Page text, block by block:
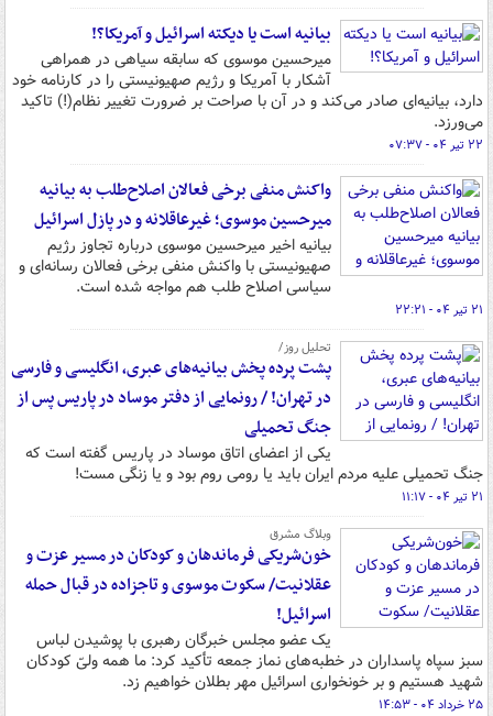
بیانیه است یا دیکته اسرائیل و آمریکا؟!
میرحسین موسوی که سابقه سیاهی در همراهی
آشکار با آمریکا و رژیم صهیونیستی را در کارنامه خود
دارد، بیانیه‌ای صادر می‌کند و در آن با صراحت بر ضرورت تغییر نظام‌(!) تاکید
می‌ورزد.
۲۲ تیر ۰۴ - ۰۷:۳۷
واکنش منفی‌ برخی فعالان اصلاح‌طلب به بیانیه
میرحسین موسوی؛ غیرعاقلانه و در پازل اسرائیل
بیانیه اخیر میرحسین موسوی درباره تجاوز رژیم
صهیونیستی با واکنش منفی برخی فعالان رسانه‌ای و
سیاسی اصلاح طلب هم مواجه شده است.
۲۱ تیر ۰۴ - ۲۲:۲۱
تحلیل روز/
پشت پرده پخش بیانیه‌های عبری، انگلیسی و فارسی
در تهران! / رونمایی از دفتر موساد در پاریس پس از
جنگ تحمیلی
یکی از اعضای اتاق موساد در پاریس گفته‌ است که
جنگ تحمیلی علیه مردم ایران باید یا رومی روم بود و یا زنگی مست!
۲۱ تیر ۰۴ - ۱۱:۱۷
وبلاگ مشرق
خون‌شریکی فرماندهان و کودکان در مسیر عزت و
عقلانیت/ سکوت موسوی و تاجزاده در قبال حمله
اسرائیل!
یک عضو مجلس خبرگان رهبری با پوشیدن لباس
سبز سپاه پاسداران در خطبه‌های نماز جمعه تأکید کرد: ما همه ولیّ کودکان
شهید هستیم و بر خونخواری اسرائیل مهر بطلان خواهیم زد.
۲۵ خرداد ۰۴ - ۱۴:۵۳